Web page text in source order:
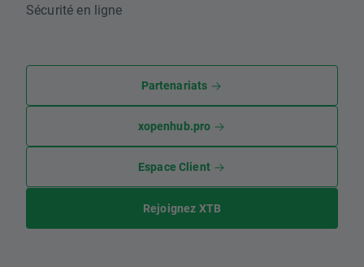
Sécurité en ligne
Partenariats
xopenhub.pro
Espace Client
Rejoignez XTB